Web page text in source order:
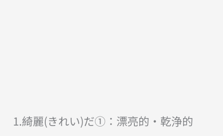
1.綺麗(きれい)だ①：漂亮的・乾浄的